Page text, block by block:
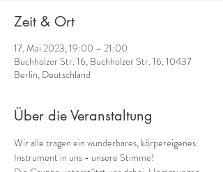
Zeit & Ort
17. Mai 2023, 19:00 – 21:00
Buchholzer Str. 16, Buchholzer Str. 16, 10437
Berlin, Deutschland
Über die Veranstaltung
Wir alle tragen ein wunderbares, körpereigenes
Instrument in uns - unsere Stimme!